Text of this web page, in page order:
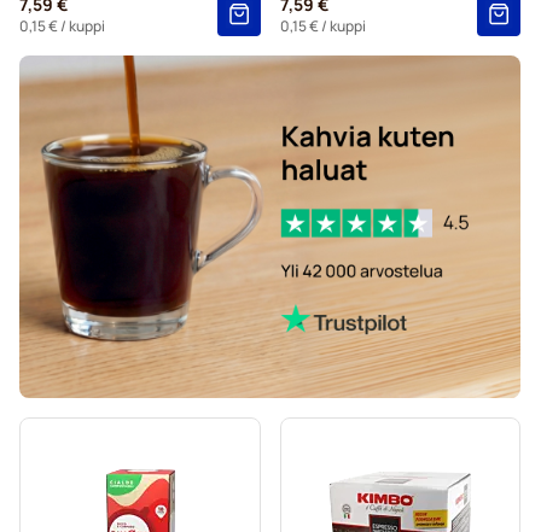
0,15 €/ kuppi 0,15 €/ kuppi